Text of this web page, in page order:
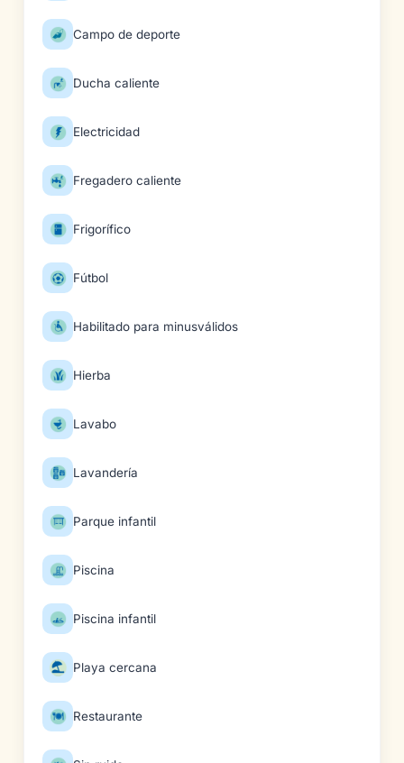
Campo de deporte
Ducha caliente
Electricidad
Fregadero caliente
Frigorífico
Fútbol
Habilitado para minusválidos
Hierba
Lavabo
Lavandería
Parque infantil
Piscina
Piscina infantil
Playa cercana
Restaurante